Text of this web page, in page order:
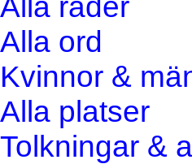
Alla ord
Kvinnor &
Alla platser
Tolkningar &